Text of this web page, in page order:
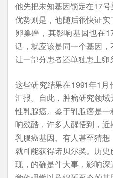
他先把未知基因锁定在17
优势则是，他随后很快证
卵巢癌，其影响基因也在
话，就应该是同一个基因
让一部分患者还单独患上卵
这些研究结果在1991年1月
汇报。自此，肿瘤研究领
性乳腺癌。鉴于乳腺癌是
响残酷，许多人醒悟到，
乳腺癌基因。有人甚至猜
就可能获得诺贝尔奖。历
现，的确是件大事，影响